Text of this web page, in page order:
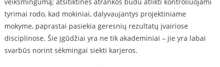
tyrimai rodo, kad mokiniai, dalyvaujantys projektiniame
mokyme, paprastai pasiekia geresnių rezultatų įvairiose
disciplinose. Šie įgūdžiai yra ne tik akademiniai – jie yra labai
svarbūs norint sėkmingai siekti karjeros.